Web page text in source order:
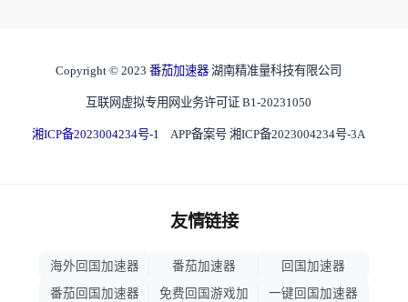
Copyright © 2023 番茄加速器 湖南精准量科技有限公司
互联网虚拟专用网业务许可证 B1-20231050
湘ICP备2023004234号-1 APP备案号 湘ICP备2023004234号-3A
友情链接
海外回国加速器 番茄加速器
回国加速器
番茄回国加速器
免费回国游戏加
一键回国加速器